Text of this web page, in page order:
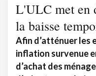
L'ULC met en
la baisse
Afin d’atténuer les
inflation survenue
d’achat des